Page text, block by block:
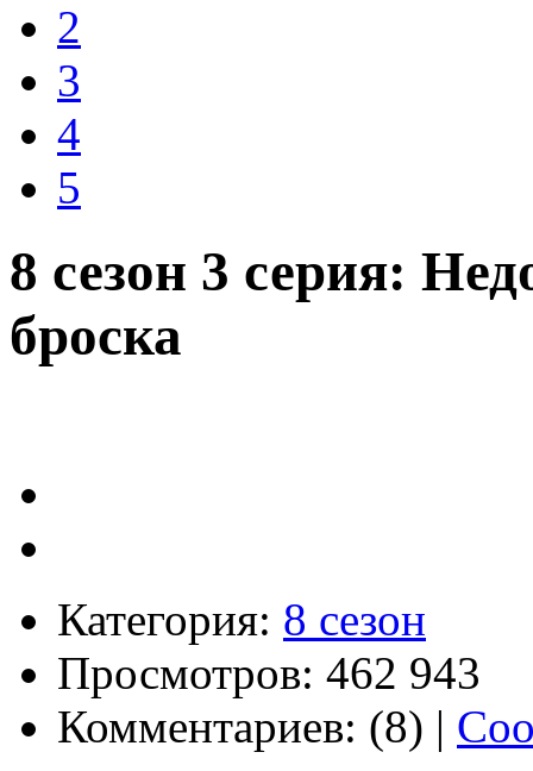
2
3
4
5
8 сезон 3 серия:
броска
Категория: 8 сезон
Просмотров: 462 943
Комментариев: (8) |